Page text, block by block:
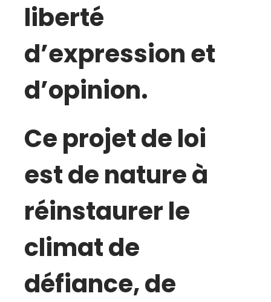
liberté
d’expression et
d’opinion.
Ce projet de loi
est de nature à
réinstaurer le
climat de
défiance, de